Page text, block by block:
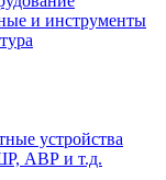
и инструменты
устройства
АВР и т.д.